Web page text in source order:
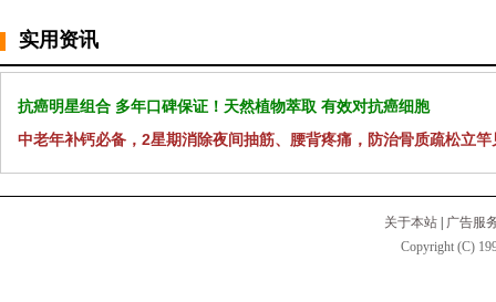
实用资讯
抗癌明星组合 多年口碑保证！天然植物萃取 有效对抗癌细胞
中老年补钙必备，2星期消除夜间抽筋、腰背疼痛，防治骨质疏松立竿
关于本站 | 广告服
Copyright (C)